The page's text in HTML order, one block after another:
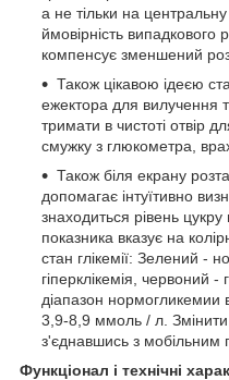
а не тільки на
ймовірність випадкового
компенсує зменшений
Також цікавою ідеєю
ежектора для вилучення
тримати в чистоті отвір
смужку з глюкометра,
Також біля екрану
допомагає інтуїтивно
знаходиться рівень цукру
показника вказує на
стан глікемії: Зелений -
гіперклікемія, червоний -
діапазон нормогликемии
3,9-8,9 ммоль / л.
з'єднавшись з мобільним
Функціонал і технічні